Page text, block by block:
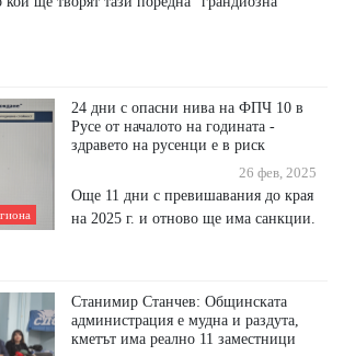
24 дни с опасни нива на ФПЧ 10 в
Русе от началото на годината -
здравето на русенци е в риск
26 фев, 2025
Още 11 дни с превишавания до края
на 2025 г. и отново ще има санкции.
Станимир Станчев: Общинската
администрация е мудна и раздута,
кметът има реално 11 заместници